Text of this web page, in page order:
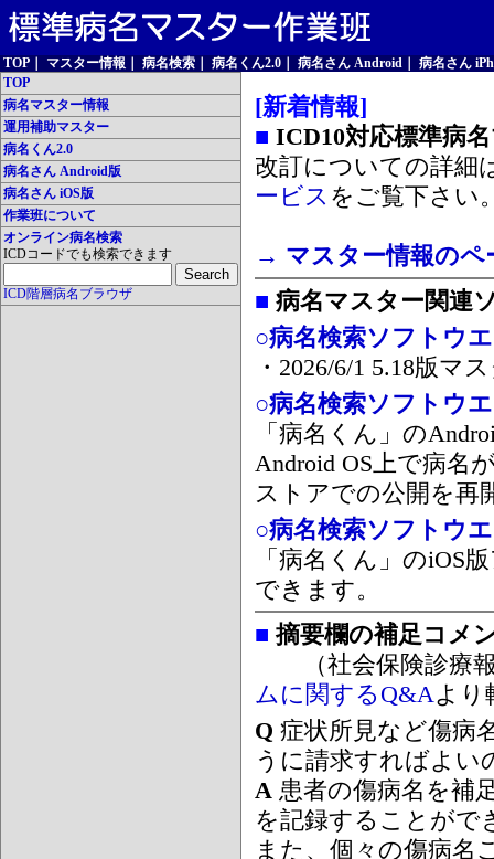
TOP マスター情報 病名検索 病名くん2.0 病名さん Android
病名さん
TOP
病名マスター情報
運用補助マスター
病名くん2.0
病名さん Android版
病名さん iOS版
作業班について
オンライン病名検索
ICDコードでも検索できます
ICD階層病名ブラウザ
[新着情報]
■ ICD10対応標準病
改訂についての詳細
ービス をご覧下さい
→ マスター情報のペ
■ 病名マスター関連
○病名検索ソフトウ
・2026/6/1 5.18版マ
○病名検索ソフトウ
「病名くん」の
Android OS上で病名
ストアでの公開を再
○病名検索ソフトウ
「病名くん」のiOS
できます。
■ 摘要欄の補足コメ
（社会保険診療報
ムに関するQ&Aより
Q 症状所見など傷病
うに請求すればよい
A 患者の傷病名を補
を記録することがで
また、個々の傷病名